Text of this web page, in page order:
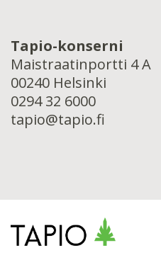
Tapio-konserni
Maistraatinportti 4 A
00240 Helsinki
0294 32 6000
tapio@tapio.fi